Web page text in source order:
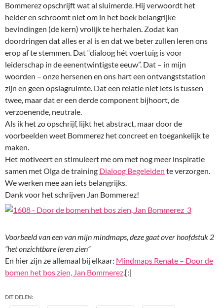
Bommerez opschrijft wat al sluimerde. Hij verwoordt het
helder en schroomt niet om in het boek belangrijke
bevindingen (de kern) vrolijk te herhalen. Zodat kan
doordringen dat alles er al is en dat we beter zullen leren ons
erop af te stemmen. Dat “dialoog hét voertuig is voor
leiderschap in de eenentwintigste eeuw”. Dat – in mijn
woorden – onze hersenen en ons hart een ontvangststation
zijn en geen opslagruimte. Dat een relatie niet iets is tussen
twee, maar dat er een derde component bijhoort, de
verzoenende, neutrale.
Als ik het zo opschrijf, lijkt het abstract, maar door de
voorbeelden weet Bommerez het concreet en toegankelijk te
maken.
Het motiveert en stimuleert me om met nog meer inspiratie
samen met Olga de training Dialoog Begeleiden te verzorgen.
We werken mee aan iets belangrijks.
Dank voor het schrijven Jan Bommerez!
Voorbeeld van een van mijn mindmaps, deze gaat over hoofdstuk 2
“het onzichtbare leren zien”
En hier zijn ze allemaal bij elkaar: Mindmaps Renate – Door de
bomen het bos zien, Jan Bommerez.[:]
DIT DELEN: